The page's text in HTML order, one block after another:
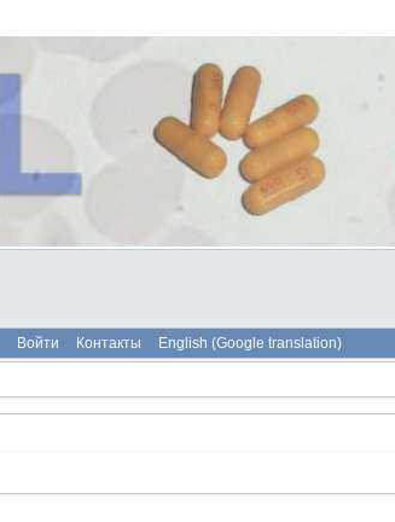
Войти Контакты English (Google translation)